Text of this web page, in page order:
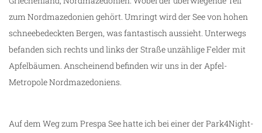
zum Nordmazedonien gehört. Umringt wird der See von hohen
schneebedeckten Bergen, was fantastisch aussieht. Unterwegs
befanden sich rechts und links der Straße unzählige Felder mit
Apfelbäumen. Anscheinend befinden wir uns in der Apfel-
Metropole Nordmazedoniens.
Auf dem Weg zum Prespa See hatte ich bei einer der Park4Night-